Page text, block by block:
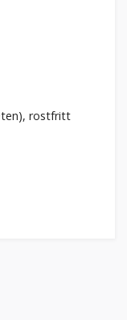
rostfritt